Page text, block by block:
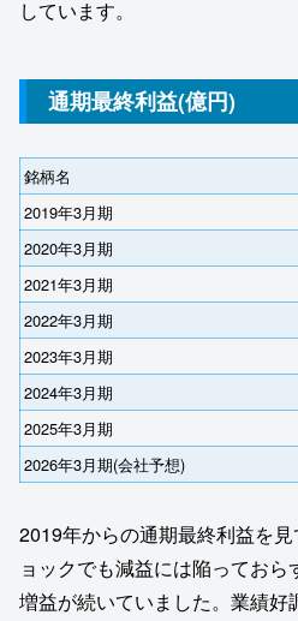
しています。
通期最終利益(億円)
銘柄名
2019年3月期
2020年3月期
2021年3月期
2022年3月期
2023年3月期
2024年3月期
2025年3月期
2026年3月期(会社予想)
2019年からの通期最終利益を
ョックでも減益には陥ってお
増益が続いていました。業績